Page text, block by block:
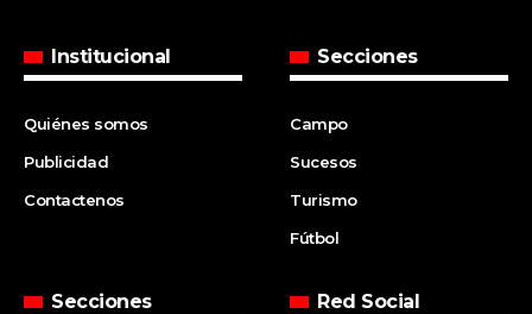
Institucional
Quiénes somos
Publicidad
Contactenos
Secciones
Campo
Sucesos
Turismo
Fútbol
Secciones Red Social